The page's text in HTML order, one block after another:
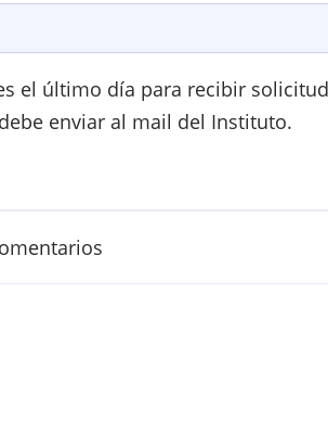
el último día para recibir
enviar al mail del Instituto.